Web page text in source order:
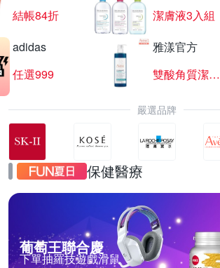
結帳84折
潔膚液3入組
adidas
任選999
雅漾官方
雙酸角質潔膚露
嚴選品牌
保健醫療
葡萄王聯合慶
下單抽羅技遊戲滑鼠